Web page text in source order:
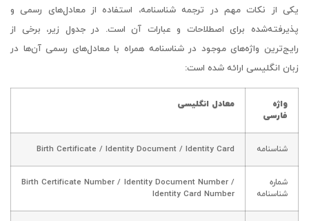
یکی از نکات مهم در ترجمه شناسنامه، استفاده از معادل‌های رسمی و
پذیرفته‌شده برای اصطلاحات و عبارات آن است. در جدول زیر، برخی از
رایج‌ترین واژه‌های موجود در شناسنامه همراه با معادل‌های رسمی آن‌ها در
زبان انگلیسی ارائه شده است:
واژه
فارسی
معادل انگلیسی
شناسنامه Birth Certificate / Identity Document / Identity Card
شماره
شناسنامه
Birth Certificate Number / Identity Document Number /
Identity Card Number